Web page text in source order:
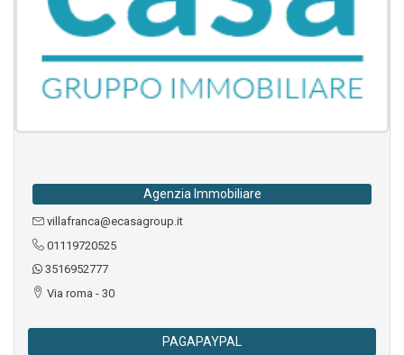
Agenzia Immobiliare
villafranca@ecasagroup.it
01119720525
3516952777
Via roma - 30
PAGAPAYPAL